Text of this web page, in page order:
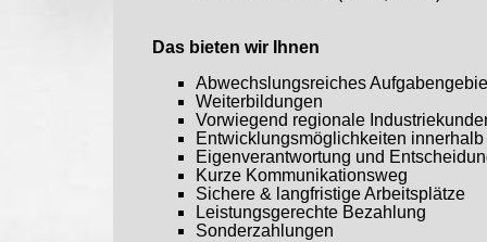
Das bieten wir Ihnen
Abwechslungsreiches
Weiterbildungen
Vorwiegend regionale
Entwicklungsmöglichkeiten
Eigenverantwortung und
Kurze Kommunikationsweg
Sichere & langfristige Arbeitsplätze
Leistungsgerechte Bezahlung
Sonderzahlungen